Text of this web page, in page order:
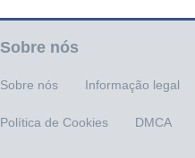
Sobre nós
Sobre nós Informação legal
Política de Cookies DMCA